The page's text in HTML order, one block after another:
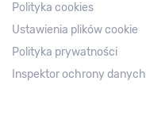
Polityka cookies
Ustawienia plików cookie
Polityka prywatności
Inspektor ochrony danych